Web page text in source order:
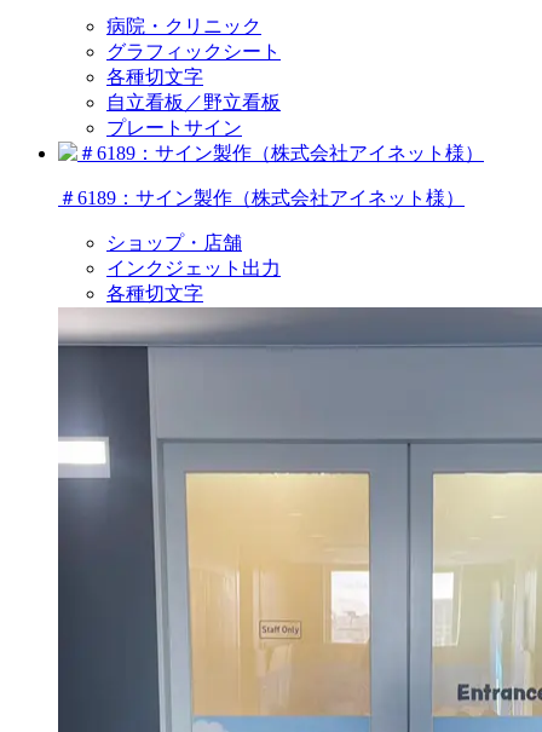
病院・クリニック
グラフィックシート
各種切文字
自立看板／野立看板
プレートサイン
＃6189：サイン製作（株式会社アイネット様）
ショップ・店舗
インクジェット出力
各種切文字